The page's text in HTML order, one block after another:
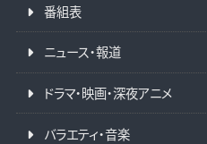
番組表
ニュース・報道
ドラマ・映画・深夜アニメ
バラエティ・音楽